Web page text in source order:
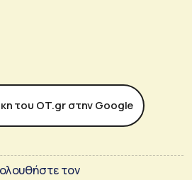
του ΟΤ.gr στην Google
τον